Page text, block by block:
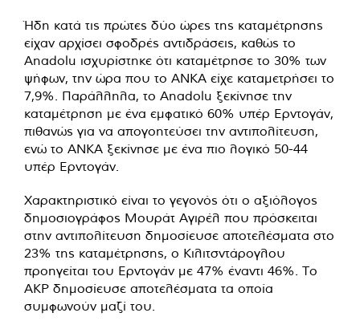
Ήδη κατά τις πρώτες δύο ώρες της καταμέτρησης
είχαν αρχίσει σφοδρές αντιδράσεις, καθώς το
Anadolu ισχυρίστηκε ότι καταμέτρησε το 30% των
ψήφων, την ώρα που το ΑΝΚΑ είχε καταμετρήσει το
7,9%. Παράλληλα, το Anadolu ξεκίνησε την
καταμέτρηση με ένα εμφατικό 60% υπέρ Ερντογάν,
πιθανώς για να απογοητεύσει την αντιπολίτευση,
ενώ το ΑΝΚΑ ξεκίνησε με ένα πιο λογικό 50-44
υπέρ Ερντογάν.
Χαρακτηριστικό είναι το γεγονός ότι ο αξιόλογος
δημοσιογράφος Μουράτ Αγιρέλ που πρόσκειται
στην αντιπολίτευση δημοσίευσε αποτελέσματα στο
23% της καταμέτρησης, ο Κιλιτσντάρογλου
προηγείται του Ερντογάν με 47% έναντι 46%. Το
ΑΚΡ δημοσίευσε αποτελέσματα τα οποία
συμφωνούν μαζί του.